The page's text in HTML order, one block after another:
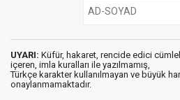
UYARI: Küfür, hakaret, rencide edici
içeren, imla kuralları ile yazılmamış,
Türkçe karakter kullanılmayan ve büyük
onaylanmamaktadır.